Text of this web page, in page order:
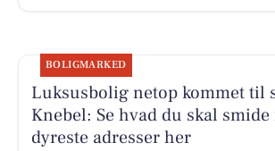
BOLIGMARKED
Luksusbolig netop kommet til
Knebel: Se hvad du skal
dyreste adresser her